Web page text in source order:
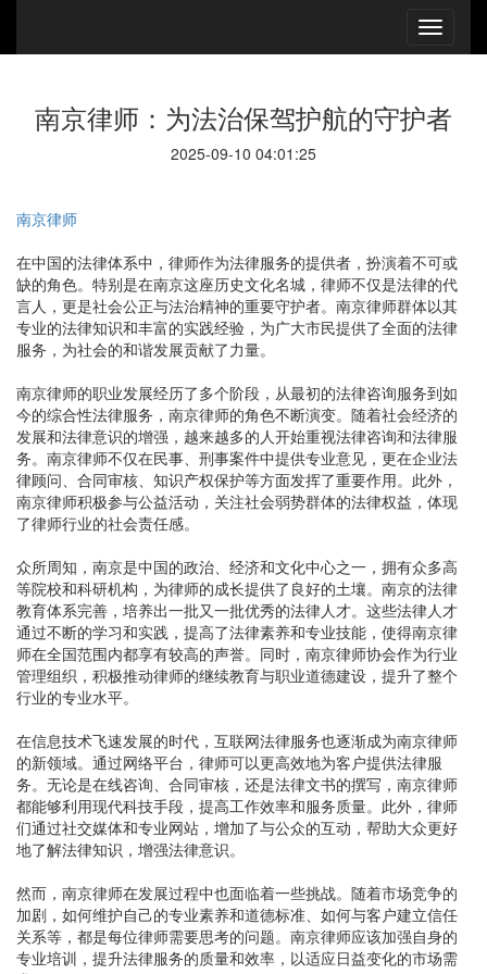
南京律师：为法治保驾护航的守护者
2025-09-10 04:01:25
南京律师
在中国的法律体系中，律师作为法律服务的提供者，扮演着不可或
缺的角色。特别是在南京这座历史文化名城，律师不仅是法律的代
言人，更是社会公正与法治精神的重要守护者。南京律师群体以其
专业的法律知识和丰富的实践经验，为广大市民提供了全面的法律
服务，为社会的和谐发展贡献了力量。
南京律师的职业发展经历了多个阶段，从最初的法律咨询服务到如
今的综合性法律服务，南京律师的角色不断演变。随着社会经济的
发展和法律意识的增强，越来越多的人开始重视法律咨询和法律服
务。南京律师不仅在民事、刑事案件中提供专业意见，更在企业法
律顾问、合同审核、知识产权保护等方面发挥了重要作用。此外，
南京律师积极参与公益活动，关注社会弱势群体的法律权益，体现
了律师行业的社会责任感。
众所周知，南京是中国的政治、经济和文化中心之一，拥有众多高
等院校和科研机构，为律师的成长提供了良好的土壤。南京的法律
教育体系完善，培养出一批又一批优秀的法律人才。这些法律人才
通过不断的学习和实践，提高了法律素养和专业技能，使得南京律
师在全国范围内都享有较高的声誉。同时，南京律师协会作为行业
管理组织，积极推动律师的继续教育与职业道德建设，提升了整个
行业的专业水平。
在信息技术飞速发展的时代，互联网法律服务也逐渐成为南京律师
的新领域。通过网络平台，律师可以更高效地为客户提供法律服
务。无论是在线咨询、合同审核，还是法律文书的撰写，南京律师
都能够利用现代科技手段，提高工作效率和服务质量。此外，律师
们通过社交媒体和专业网站，增加了与公众的互动，帮助大众更好
地了解法律知识，增强法律意识。
然而，南京律师在发展过程中也面临着一些挑战。随着市场竞争的
加剧，如何维护自己的专业素养和道德标准、如何与客户建立信任
关系等，都是每位律师需要思考的问题。南京律师应该加强自身的
专业培训，提升法律服务的质量和效率，以适应日益变化的市场需